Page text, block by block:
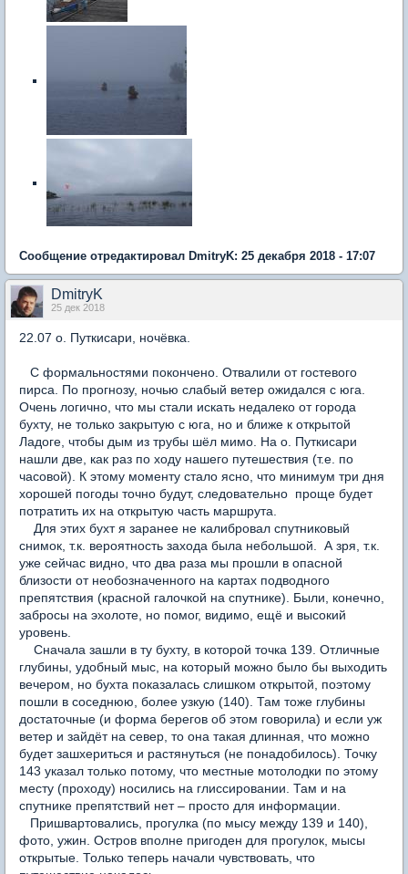
Сообщение отредактировал DmitryK: 25 декабря 2018 - 17:07
DmitryK
25 дек 2018
22.07 о. Путкисари, ночёвка.
С формальностями покончено. Отвалили от гостевого
пирса. По прогнозу, ночью слабый ветер ожидался с юга.
Очень логично, что мы стали искать недалеко от города
бухту, не только закрытую с юга, но и ближе к открытой
Ладоге, чтобы дым из трубы шёл мимо. На о. Путкисари
нашли две, как раз по ходу нашего путешествия (т.е. по
часовой). К этому моменту стало ясно, что минимум три дня
хорошей погоды точно будут, следовательно проще будет
потратить их на открытую часть маршрута.
Для этих бухт я заранее не калибровал спутниковый
снимок, т.к. вероятность захода была небольшой. А зря, т.к.
уже сейчас видно, что два раза мы прошли в опасной
близости от необозначенного на картах подводного
препятствия (красной галочкой на спутнике). Были, конечно,
забросы на эхолоте, но помог, видимо, ещё и высокий
уровень.
Сначала зашли в ту бухту, в которой точка 139. Отличные
глубины, удобный мыс, на который можно было бы выходить
вечером, но бухта показалась слишком открытой, поэтому
пошли в соседнюю, более узкую (140). Там тоже глубины
достаточные (и форма берегов об этом говорила) и если уж
ветер и зайдёт на север, то она такая длинная, что можно
будет зашхериться и растянуться (не понадобилось). Точку
143 указал только потому, что местные мотолодки по этому
месту (проходу) носились на глиссировании. Там и на
спутнике препятствий нет – просто для информации.
Пришвартовались, прогулка (по мысу между 139 и 140),
фото, ужин. Остров вполне пригоден для прогулок, мысы
открытые. Только теперь начали чувствовать, что